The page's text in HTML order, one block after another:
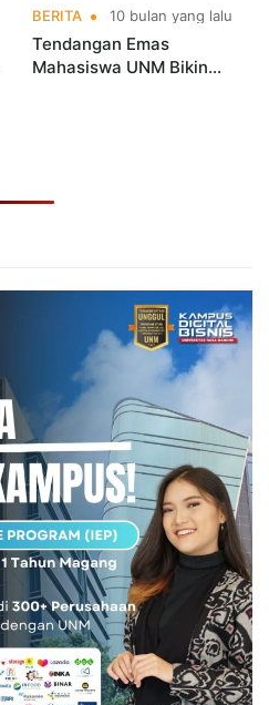
BERITA 10 bulan yang lalu
Tendangan Emas
Mahasiswa UNM Bikin